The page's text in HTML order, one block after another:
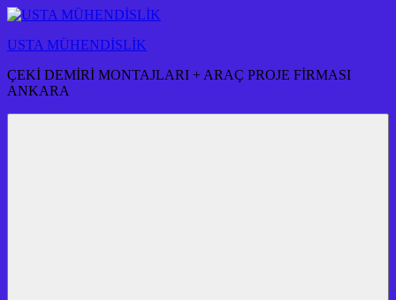
İçeriğe
USTA MÜHENDİSLİK
ÇEKİ DEMİRİ MONTAJLARI + ARAÇ PROJE FİRMASI
ANKARA